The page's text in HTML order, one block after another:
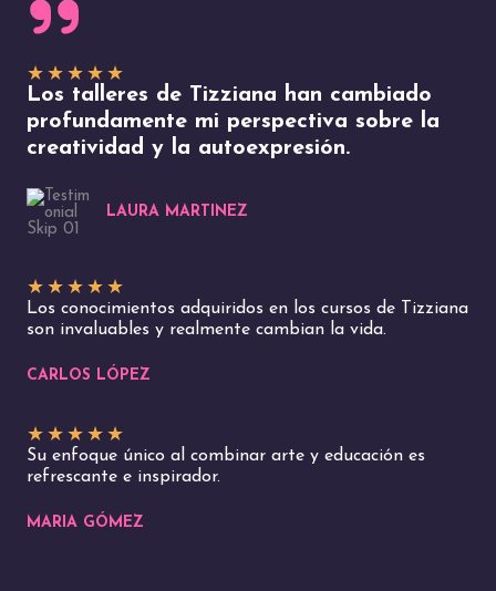
★ ★ ★ ★ ★
Los talleres de Tizziana han cambiado
profundamente mi perspectiva sobre la
creatividad y la autoexpresión.
LAURA MARTINEZ
★ ★ ★ ★ ★
Los conocimientos adquiridos en los cursos de Tizziana
son invaluables y realmente cambian la vida.
CARLOS LÓPEZ
★ ★ ★ ★ ★
Su enfoque único al combinar arte y educación es
refrescante e inspirador.
MARIA GÓMEZ